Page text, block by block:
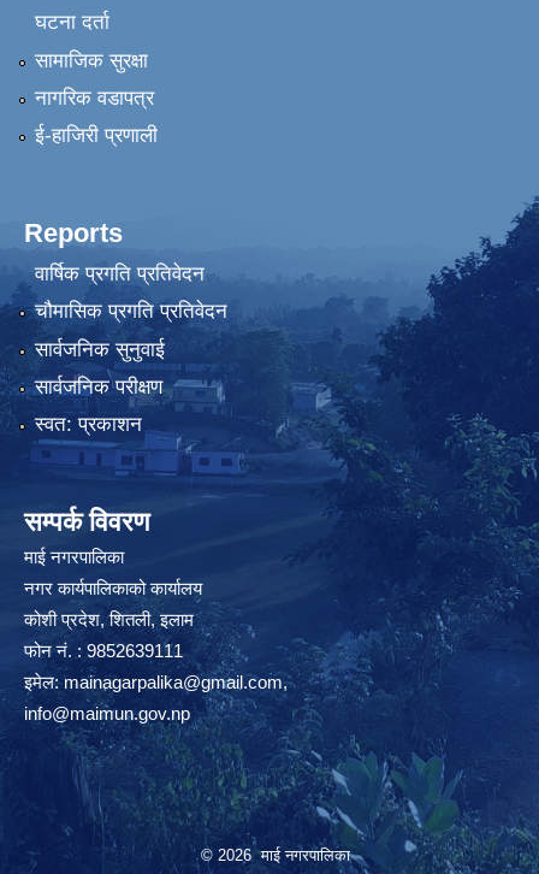
घटना दर्ता
सामाजिक सुरक्षा
नागरिक वडापत्र
ई-हाजिरी प्रणाली
Reports
वार्षिक प्रगति प्रतिवेदन
चौमासिक प्रगति प्रतिवेदन
सार्वजनिक सुनुवाई
सार्वजनिक परीक्षण
स्वत: प्रकाशन
सम्पर्क विवरण
माई नगरपालिका
नगर कार्यपालिकाको कार्यालय
कोशी प्रदेश, शितली, इलाम
फोन नं. : 9852639111
इमेल:mainagarpalika@gmail.com,
info@maimun.gov.np
© 2026 माई नगरपालिका